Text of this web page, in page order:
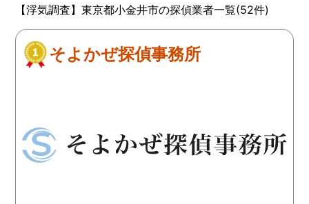
【浮気調査】東京都小金井市の探偵業者一覧(52件)
そよかぜ探偵事務所